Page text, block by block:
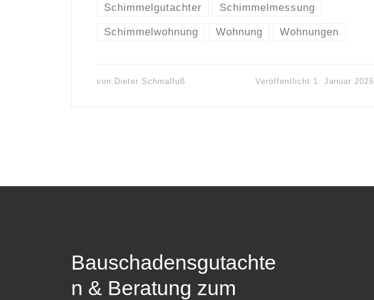
Schimmelgutachter Schimmelmessung
Schimmelwohnung Wohnung Wohnungen
von Dieter Schmalfuß Veröffentlicht 1. Januar 2026
Bauschadensgutachte
n & Beratung zum